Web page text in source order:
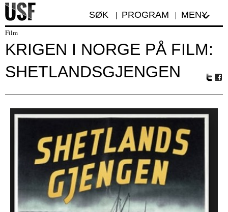
SØK PROGRAM MENY
Film
KRIGEN I NORGE PÅ FILM:
SHETLANDSGJENGEN
r
oo